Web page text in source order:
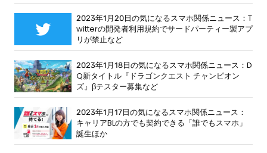
2023年1月20日の気になるスマホ関係ニュース：T
witterの開発者利用規約でサードパーティー製アプ
リが禁止など
2023年1月18日の気になるスマホ関係ニュース：D
Q新タイトル『ドラゴンクエスト チャンピオン
ズ』βテスター募集など
2023年1月17日の気になるスマホ関係ニュース：
キャリアBLの方でも契約できる「誰でもスマホ」
誕生ほか